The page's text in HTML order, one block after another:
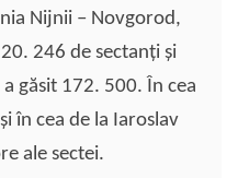
Nijnii – Novgorod,
246 de sectanţi şi
găsit 172. 500. În cea
în cea de la Iaroslav
ale sectei.